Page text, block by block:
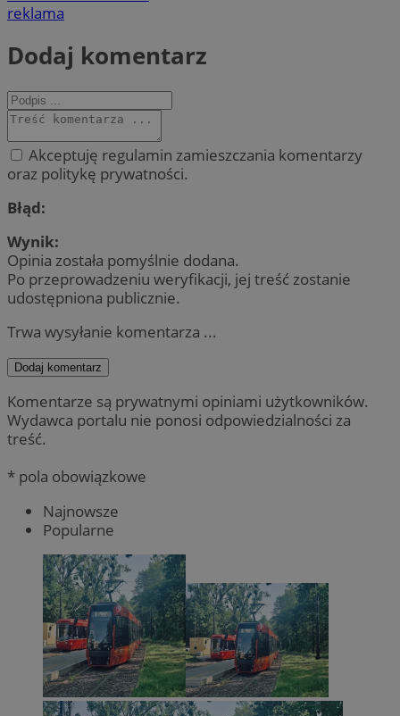
reklama
Dodaj komentarz
Akceptuję regulamin zamieszczania komentarzy
oraz politykę prywatności.
Błąd:
Wynik:
Opinia została pomyślnie dodana.
Po przeprowadzeniu weryfikacji, jej treść zostanie
udostępniona publicznie.
Trwa wysyłanie komentarza ...
Dodaj komentarz
Komentarze są prywatnymi opiniami użytkowników.
Wydawca portalu nie ponosi odpowiedzialności za
treść.
* pola obowiązkowe
Najnowsze
Popularne